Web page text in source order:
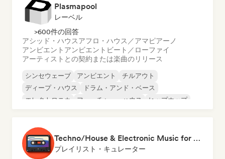
Plasmapool
レーベル
>600件の回答
アシッド・ハウスアフロ・ハウス／アマピアーノ
アンビエント アンビエント ビート／ローファイ
アーティストとの契約または楽曲のリリース
シンセウェーブ アンビエント
チルアウト
ディープ・ハウス
ドラム・アンド・ベース
エレクトロニカ
フューチャー・ハウス ヒップホップ
Techno/House & Electronic Music for Svea Playlists
プレイリスト・キュレーター